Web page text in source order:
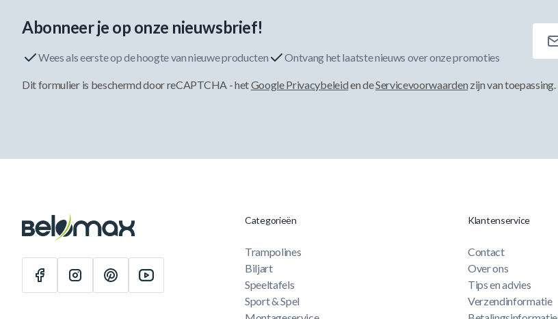
Abonneer je op onze nieuwsbrief!
Wees als eerste op de hoogte van nieuwe producten Ontvang het laatste nieuws over onze promoties
Dit formulier is beschermd door reCAPTCHA - hetGoogle Privacybeleiden deServicevoorwaarden zijn van toepassing.
Categorieën
Trampolines
Biljart
Speeltafels
Sport & Spel
Klantenservice
Contact
Over ons
Tips en advies
Verzendinformatie